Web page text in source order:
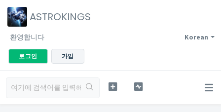
ASTROKINGS
Korean
환영합니다
로그인 가입